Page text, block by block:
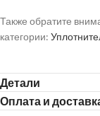
Также обратите
категории:
Детали
Оплата и